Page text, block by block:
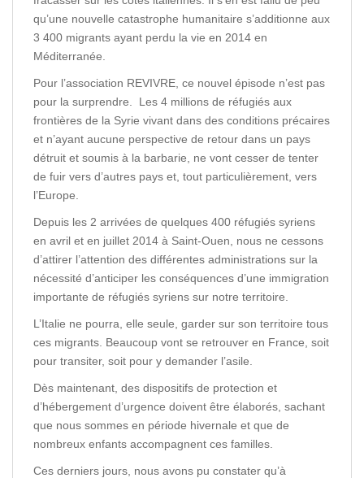
qu’une nouvelle catastrophe humanitaire s’additionne aux
3 400 migrants ayant perdu la vie en 2014 en
Méditerranée.
Pour l’association REVIVRE, ce nouvel épisode n’est pas
pour la surprendre. Les 4 millions de réfugiés aux
frontières de la Syrie vivant dans des conditions précaires
et n’ayant aucune perspective de retour dans un pays
détruit et soumis à la barbarie, ne vont cesser de tenter
de fuir vers d’autres pays et, tout particulièrement, vers
l’Europe.
Depuis les 2 arrivées de quelques 400 réfugiés syriens
en avril et en juillet 2014 à Saint-Ouen, nous ne cessons
d’attirer l’attention des différentes administrations sur la
nécessité d’anticiper les conséquences d’une immigration
importante de réfugiés syriens sur notre territoire.
L’Italie ne pourra, elle seule, garder sur son territoire tous
ces migrants. Beaucoup vont se retrouver en France, soit
pour transiter, soit pour y demander l’asile.
Dès maintenant, des dispositifs de protection et
d’hébergement d’urgence doivent être élaborés, sachant
que nous sommes en période hivernale et que de
nombreux enfants accompagnent ces familles.
Ces derniers jours, nous avons pu constater qu’à